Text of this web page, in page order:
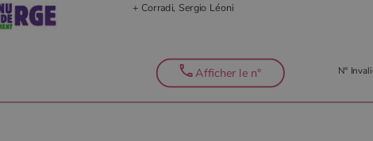
+ Corradi, Sergio Léoni
N°
Afficher le n°